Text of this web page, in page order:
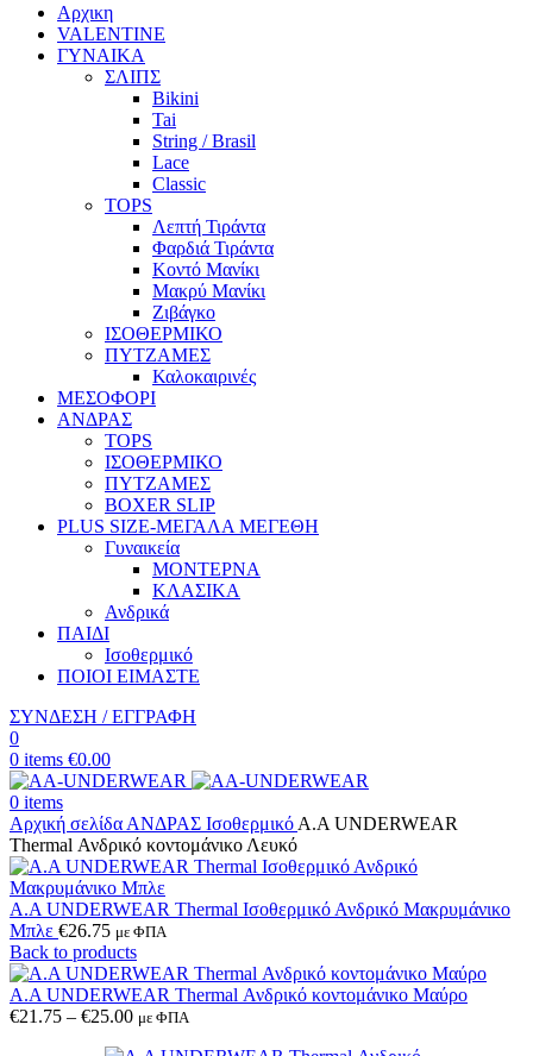
Αρχικη
VALENTINE
ΓΥΝΑΙΚΑ
ΣΛΙΠΣ
Bikini
Tai
String / Brasil
Lace
Classic
TOPS
Λεπτή Τιράντα
Φαρδιά Τιράντα
Κοντό Μανίκι
Μακρύ Μανίκι
Ζιβάγκο
ΙΣΟΘΕΡΜΙΚΟ
ΠΥΤΖΑΜΕΣ
Καλοκαιρινές
ΜΕΣΟΦΟΡΙ
ΑΝΔΡΑΣ
TOPS
ΙΣΟΘΕΡΜΙΚΟ
ΠΥΤΖΑΜΕΣ
BOXER SLIP
PLUS SIZE-ΜΕΓΑΛΑ ΜΕΓΕΘΗ
Γυναικεία
ΜΟΝΤΕΡΝΑ
ΚΛΑΣΙΚΑ
Ανδρικά
ΠΑΙΔΙ
Ισοθερμικό
ΠΟΙΟΙ ΕΙΜΑΣΤΕ
ΣΥΝΔΕΣΗ / ΕΓΓΡΑΦΗ
0
0 items €0.00
0 items
Αρχική σελίδα ΑΝΔΡΑΣ Ισοθερμικό Α.A UNDERWEAR
Thermal Ανδρικό κοντομάνικο Λευκό
Α.A UNDERWEAR Thermal Ισοθερμικό Ανδρικό Μακρυμάνικο
Μπλε €26.75 με ΦΠΑ
Back to products
Α.A UNDERWEAR Thermal Ανδρικό κοντομάνικο Μαύρο
€21.75 – €25.00Price
με ΦΠΑ